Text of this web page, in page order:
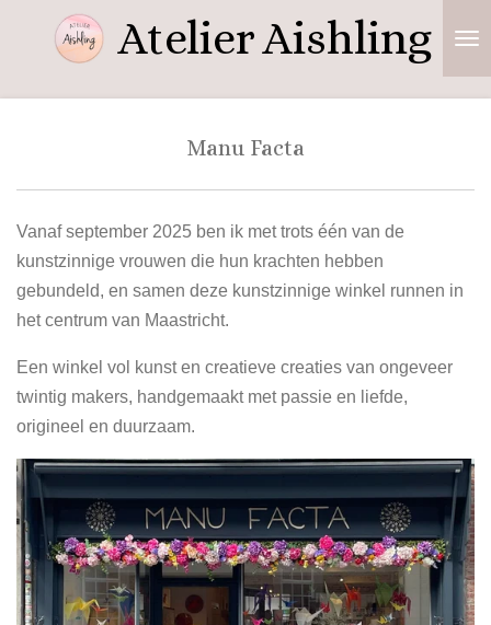
direct
AtelierAishling
Manu Facta
Vanaf september 2025 ben ik mettrots één van de
kunstzinnige vrouwen die hun krachten hebben
gebundeld, en samen deze kunstzinnige winkel runnen in
het centrum van Maastricht.
Een winkel vol kunst en creatieve creaties van ongeveer
twintig makers, handgemaakt met passie en liefde,
origineel en duurzaam.